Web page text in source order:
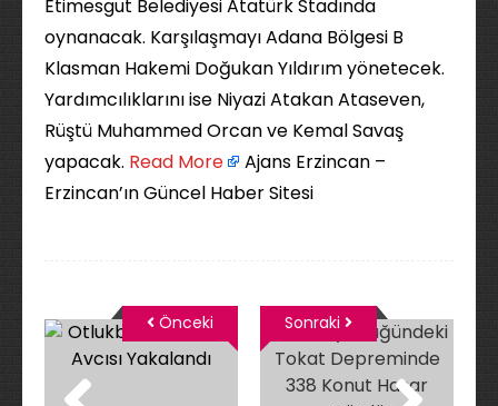
Etimesgut Belediyesi Atatürk Stadında
oynanacak. Karşılaşmayı Adana Bölgesi B
Klasman Hakemi Doğukan Yıldırım yönetecek.
Yardımcılıklarını ise Niyazi Atakan Ataseven,
Rüştü Muhammed Orcan ve Kemal Savaş
yapacak. ​ Read More
Ajans Erzincan –
Erzincan’ın Güncel Haber Sitesi
Önceki Sonraki